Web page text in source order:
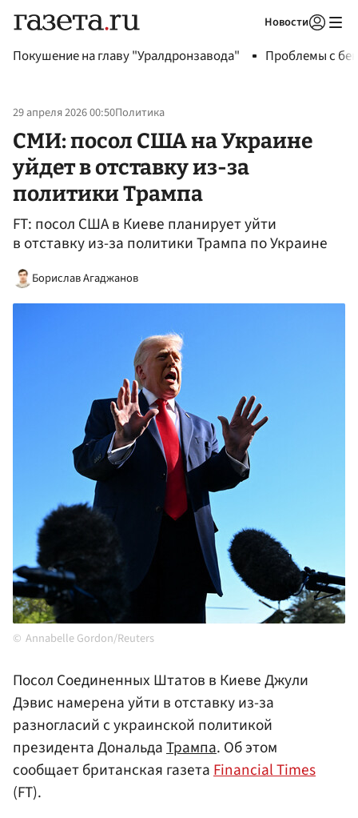
Новости
Покушение на главу "Уралдронзавода" Проблемы с
29 апреля 2026 00:50Политика
СМИ: посол США на Украине
уйдет в отставку из-за
политики Трампа
FT: посол США в Киеве планирует уйти
в отставку из-за политики Трампа по Украине
Борислав Агаджанов
Annabelle Gordon/Reuters
Посол Соединенных Штатов в Киеве Джули
Дэвис намерена уйти в отставку из-за
разногласий с украинской политикой
президента ДональдаТрампа. Об этом
сообщает британская газетаFinancial Times
(FT).